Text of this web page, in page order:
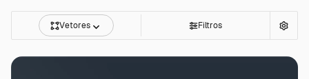
Vetores Filtros